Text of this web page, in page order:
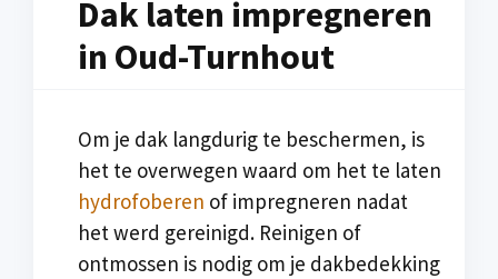
Dak laten impregneren
in Oud-Turnhout
Om je dak langdurig te beschermen, is
het te overwegen waard om het te laten
hydrofoberen of impregneren nadat
het werd gereinigd. Reinigen of
ontmossen is nodig om je dakbedekking